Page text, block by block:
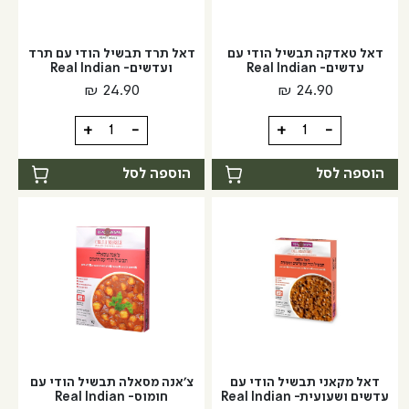
דאל טאדקה תבשיל הודי עם
עדשים- Real Indian
₪ 24.90
-
כמות
של
דאל
טאדקה
הודי
עם
עדשים-
Real
Indian
+
הוספה לסל
דאל תרד תבשיל הודי עם תרד
ועדשים- Real Indian
₪ 24.90
-
כמות
של
דאל
תרד
הודי
עם
תרד
ועדשים-
Real
+
הוספה לסל
דאל מקאני תבשיל הודי עם
עדשים ושעועית- Real Indian
צ'אנה מסאלה תבשיל הודי עם
חומוס- Real Indian